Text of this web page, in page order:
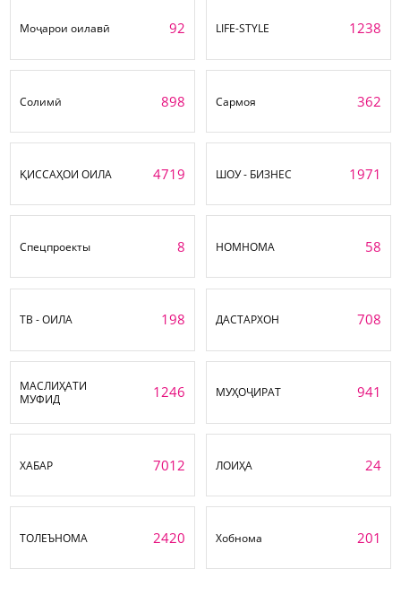
Моҷарои оилавӣ 92 LIFE-STYLE 1238
Солимӣ 898 Сармоя 362
ҚИССАҲОИ ОИЛА 4719 ШОУ - БИЗНЕС 1971
Спецпроекты 8 НОМНОМА 58
ТВ - ОИЛА 198 ДАСТАРХОН 708
МАСЛИҲАТИ
МУФИД
1246 МУҲОҶИРАТ 941
ХАБАР 7012 ЛОИҲА 24
ТОЛЕЪНОМА 2420 Хобнома 201